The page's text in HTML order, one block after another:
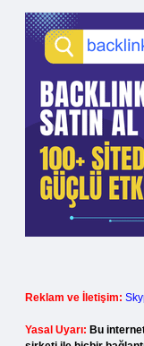
Reklam ve İletişim:
Yasal Uyarı: Bu